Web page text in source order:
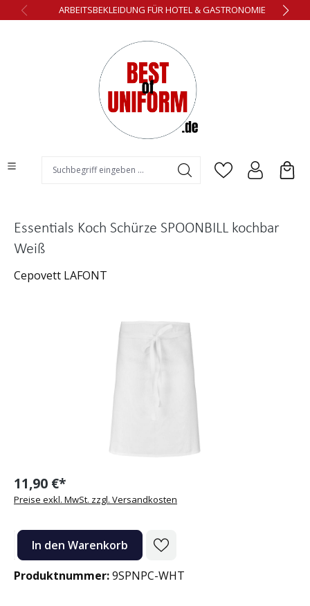
springenARBEITSBEKLEIDUNG FÜR HOTEL & GASTRONOMIE
Essentials Koch Schürze SPOONBILL kochbar
Weiß
Cepovett LAFONT
Bildergalerie überspringen
11,90 €*
Preise exkl. MwSt. zzgl. Versandkosten
Produkt Anzahl: Gib den gewünschten Wert ein oder benutze die
In den Warenkorb
Produktnummer:9SPNPC-WHT